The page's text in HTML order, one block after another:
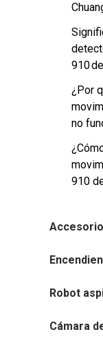
910
¿Por
no
910
Robot
Cámara